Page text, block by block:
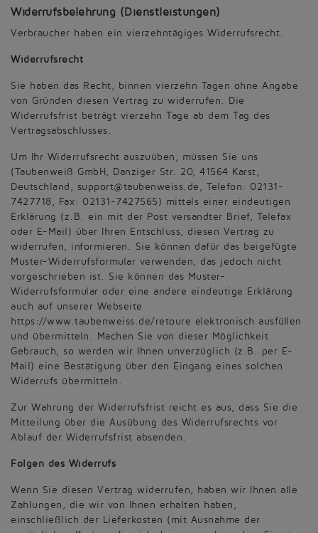
Widerrufsbelehrung (Dienstleistungen)
Verbraucher haben ein vierzehntägiges Widerrufsrecht.
Widerrufsrecht
Sie haben das Recht, binnen vierzehn Tagen ohne Angabe
von Gründen diesen Vertrag zu widerrufen. Die
Widerrufsfrist beträgt vierzehn Tage ab dem Tag des
Vertragsabschlusses.
Um Ihr Widerrufsrecht auszuüben, müssen Sie uns
(Taubenweiß GmbH, Danziger Str. 20, 41564 Karst,
Deutschland, support@taubenweiss.de, Telefon: 02131-
7427718, Fax: 02131-7427565) mittels einer eindeutigen
Erklärung (z.B. ein mit der Post versandter Brief, Telefax
oder E-Mail) über Ihren Entschluss, diesen Vertrag zu
widerrufen, informieren. Sie können dafür das beigefügte
Muster-Widerrufsformular verwenden, das jedoch nicht
vorgeschrieben ist. Sie können das Muster-
Widerrufsformular oder eine andere eindeutige Erklärung
auch auf unserer Webseite
https://www.taubenweiss.de/retoure elektronisch ausfüllen
und übermitteln. Machen Sie von dieser Möglichkeit
Gebrauch, so werden wir Ihnen unverzüglich (z.B. per E-
Mail) eine Bestätigung über den Eingang eines solchen
Widerrufs übermitteln.
Zur Wahrung der Widerrufsfrist reicht es aus, dass Sie die
Mitteilung über die Ausübung des Widerrufsrechts vor
Ablauf der Widerrufsfrist absenden.
Folgen des Widerrufs
Wenn Sie diesen Vertrag widerrufen, haben wir Ihnen alle
Zahlungen, die wir von Ihnen erhalten haben,
einschließlich der Lieferkosten (mit Ausnahme der